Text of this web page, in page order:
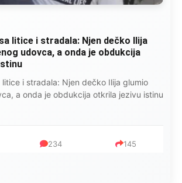
litice i stradala: Njen dečko Ilija
udovca, a onda je obdukcija
litice i stradala: Njen dečko Ilija glumio
a onda je obdukcija otkrila jezivu istinu
234 145